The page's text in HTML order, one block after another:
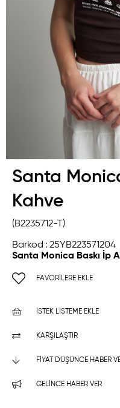
Santa
Kahve
(B2235712-T)
Barkod : 25YB223571204
Santa Monica Baskı İp
FAVORILERE EKLE
İSTEK LISTEME EKLE
KARŞILAŞTIR
FIYAT DÜŞÜNCE HABER
GELINCE HABER VER